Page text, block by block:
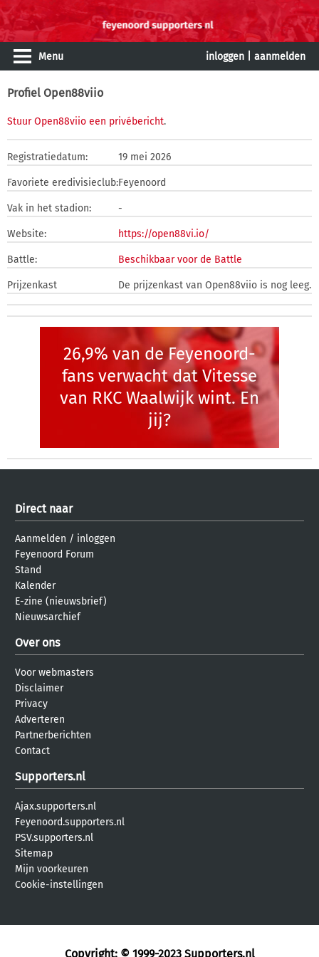
Menu inloggen aanmelden
Profiel Open88viio
Stuur Open88viio een privébericht.
Registratiedatum: 19 mei 2026
Favoriete eredivisieclub:Feyenoord
Vak in het stadion: -
Website: https://open88vi.io/
Battle: Beschikbaar voor de Battle
Prijzenkast De prijzenkast van Open88viio is nog leeg.
26,9% van de Feyenoord-
fans verwacht dat Vitesse
van RKC Waalwijk wint. En
jij?
Direct naar
Aanmelden / inloggen
Feyenoord Forum
Stand
Kalender
E-zine (nieuwsbrief)
Nieuwsarchief
Over ons
Voor webmasters
Disclaimer
Privacy
Adverteren
Partnerberichten
Contact
Supporters.nl
Ajax.supporters.nl
Feyenoord.supporters.nl
PSV.supporters.nl
Sitemap
Mijn voorkeuren
Cookie-instellingen
Copyright: © 1999-2023 Supporters.nl